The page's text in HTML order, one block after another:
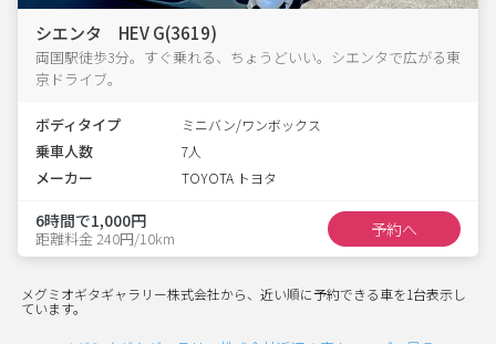
シエンタ HEV G(3619)
両国駅徒歩3分。すぐ乗れる、ちょうどいい。シエンタで広がる東
京ドライブ。
ボディタイプ ミニバン/ワンボックス
乗車人数 7人
メーカー TOYOTA トヨタ
6時間で1,000円
距離料金 240円/10km 予約へ
メグミオギタギャラリー株式会社から、近い順に予約できる車を1台表示し
ています。